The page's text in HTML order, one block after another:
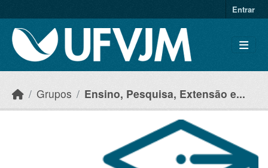
Entrar
Grupos Ensino, Pesquisa, Extensão e...